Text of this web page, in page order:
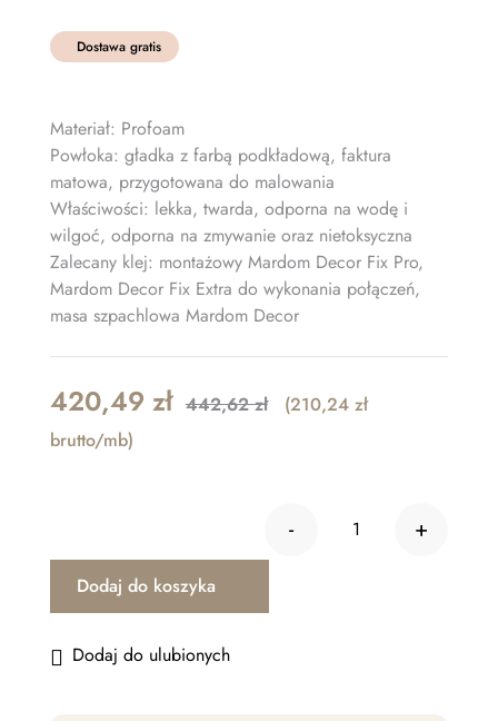
Dostawa gratis
Materiał: Profoam
Powłoka: gładka z farbą podkładową, faktura
matowa, przygotowana do malowania
Właściwości: lekka, twarda, odporna na wodę i
wilgoć, odporna na zmywanie oraz nietoksyczna
Zalecany klej: montażowy Mardom Decor Fix Pro,
Mardom Decor Fix Extra do wykonania połączeń,
masa szpachlowa Mardom Decor
442,62zł
Original
420,49 zł
Current
(210,24 zł
brutto/mb)
ilość Listwa
- +
Dodaj do koszyka
Dodaj do ulubionych